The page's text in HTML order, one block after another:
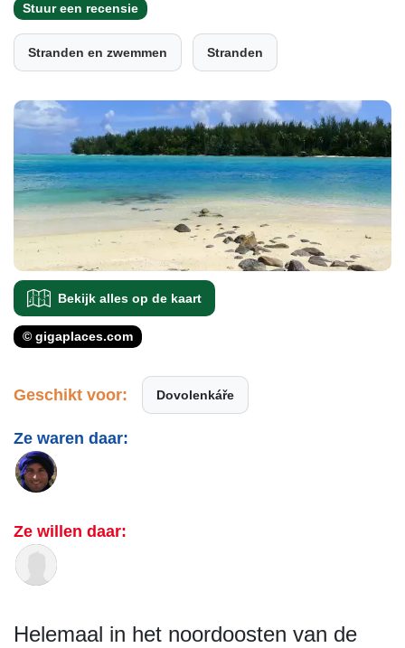
Stuur een recensie
Stranden en zwemmen Stranden
Bekijk alles op de kaart
© gigaplaces.com
Geschikt voor: Dovolenkáře
Ze waren daar:
Ze willen daar:
Helemaal in het noordoosten van de